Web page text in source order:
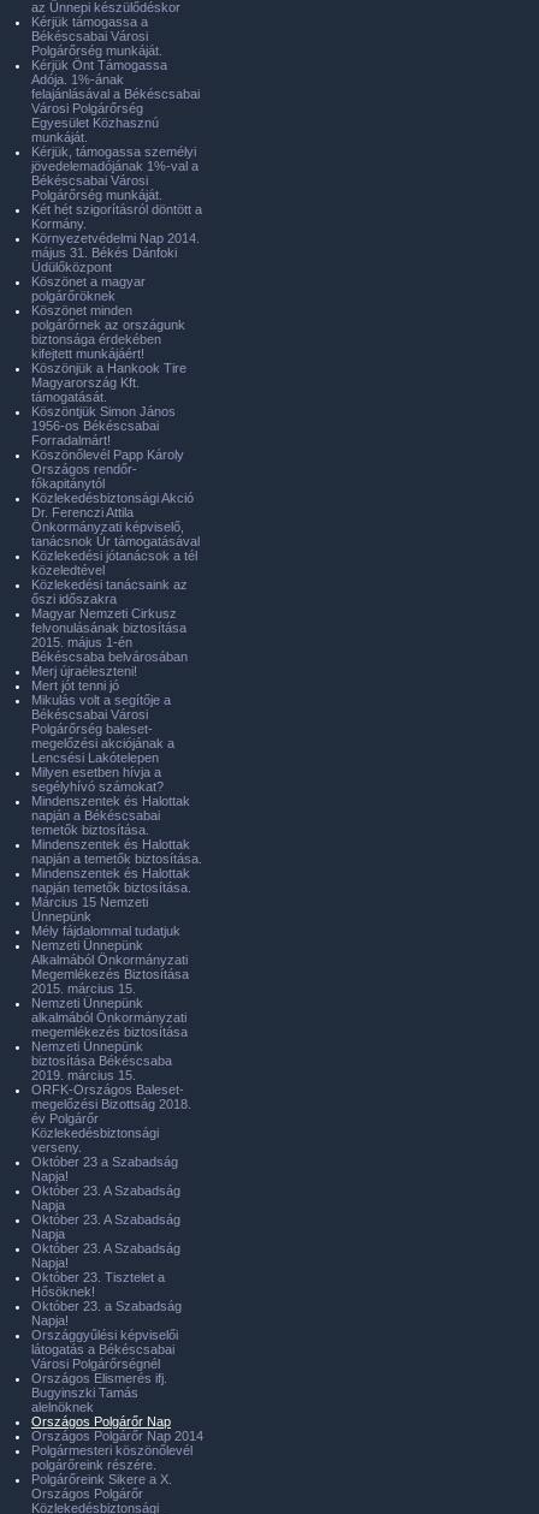
az Ünnepi készülődéskor
Kérjük támogassa a
Békéscsabai Városi
Polgárőrség munkáját.
Kérjük Önt Támogassa
Adója. 1%-ának
felajánlásával a Békéscsabai
Városi Polgárőrség
Egyesület Közhasznú
munkáját.
Kérjük, támogassa személyi
jövedelemadójának 1%-val a
Békéscsabai Városi
Polgárőrség munkáját.
Két hét szigorításról döntött a
Kormány.
Környezetvédelmi Nap 2014.
május 31. Békés Dánfoki
Üdülőközpont
Köszönet a magyar
polgárőröknek
Köszönet minden
polgárőrnek az országunk
biztonsága érdekében
kifejtett munkájáért!
Köszönjük a Hankook Tire
Magyarország Kft.
támogatását.
Köszöntjük Simon János
1956-os Békéscsabai
Forradalmárt!
Köszönőlevél Papp Károly
Országos rendőr-
főkapitánytól
Közlekedésbiztonsági Akció
Dr. Ferenczi Attila
Önkormányzati képviselő,
tanácsnok Úr támogatásával
Közlekedési jótanácsok a tél
közeledtével
Közlekedési tanácsaink az
őszi időszakra
Magyar Nemzeti Cirkusz
felvonulásának biztosítása
2015. május 1-én
Békéscsaba belvárosában
Merj újraéleszteni!
Mert jót tenni jó
Mikulás volt a segítője a
Békéscsabai Városi
Polgárőrség baleset-
megelőzési akciójának a
Lencsési Lakótelepen
Milyen esetben hívja a
segélyhívó számokat?
Mindenszentek és Halottak
napján a Békéscsabai
temetők biztosítása.
Mindenszentek és Halottak
napján a temetők biztosítása.
Mindenszentek és Halottak
napján temetők biztosítása.
Március 15 Nemzeti
Ünnepünk
Mély fájdalommal tudatjuk
Nemzeti Ünnepünk
Alkalmából Önkormányzati
Megemlékezés Biztosítása
2015. március 15.
Nemzeti Ünnepünk
alkalmából Önkormányzati
megemlékezés biztosítása
Nemzeti Ünnepünk
biztosítása Békéscsaba
2019. március 15.
ORFK-Országos Baleset-
megelőzési Bizottság 2018.
év Polgárőr
Közlekedésbiztonsági
verseny.
Október 23 a Szabadság
Napja!
Október 23. A Szabadság
Napja
Október 23. A Szabadság
Napja
Október 23. A Szabadság
Napja!
Október 23. Tisztelet a
Hősöknek!
Október 23. a Szabadság
Napja!
Országgyűlési képviselői
látogatás a Békéscsabai
Városi Polgárőrségnél
Országos Elismerés ifj.
Bugyinszki Tamás
alelnöknek
Országos Polgárőr Nap
Országos Polgárőr Nap 2014
Polgármesteri köszönőlevél
polgárőreink részére.
Polgárőreink Sikere a X.
Országos Polgárőr
Közlekedésbiztonsági